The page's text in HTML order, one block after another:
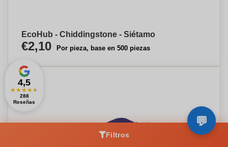
EcoHub - Chiddingstone - Siétamo
€2,10 Por pieza, base en 500 piezas
Filtros
4,5
★★★★★
288
Reseñas